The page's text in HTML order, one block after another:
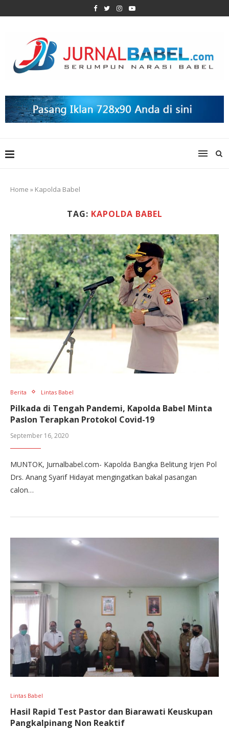
Home » Kapolda Babel
TAG: KAPOLDA BABEL
Berita Lintas Babel
Pilkada di Tengah Pandemi, Kapolda Babel Minta
Paslon Terapkan Protokol Covid-19
September 16, 2020
MUNTOK, Jurnalbabel.com- Kapolda Bangka Belitung Irjen Pol
Drs. Anang Syarif Hidayat mengingatkan bakal pasangan
calon…
Lintas Babel
Hasil Rapid Test Pastor dan Biarawati Keuskupan
Pangkalpinang Non Reaktif